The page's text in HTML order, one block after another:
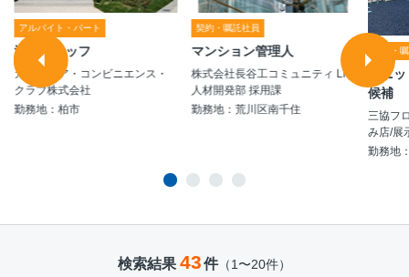
アルバイト・パート
清掃スタッフ
カルチュア・コンビニエンス・
クラブ株式会社
勤務地：柏市
契約・嘱託社員
マンション管理人
株式会社長谷工コミュニティ LM
人材開発部 採用課
勤務地：荒川区南千住
契約・
ユニ
候補
三協フ
み店/展
勤務地
検索結果 43件（1〜20件）